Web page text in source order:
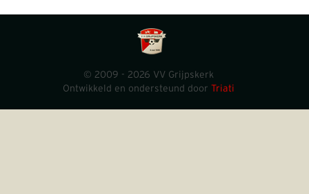
© 2009 - 2026 VV Grijpskerk
Ontwikkeld en ondersteund door Triati